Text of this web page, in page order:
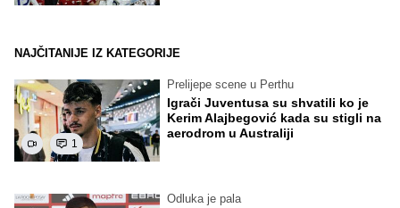
NAJČITANIJE IZ KATEGORIJE
1
Prelijepe scene u Perthu
Igrači Juventusa su shvatili ko je
Kerim Alajbegović kada su stigli na
aerodrom u Australiji
Odluka je pala